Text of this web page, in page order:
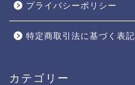
プライバシーポリシー
特定商取引法に基づく表記
カテゴリー